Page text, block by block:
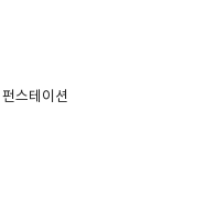
스테이션